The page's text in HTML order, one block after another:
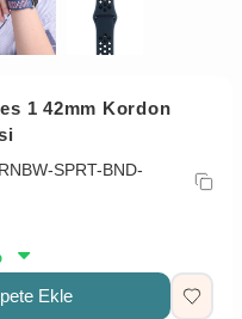
1 42mm Kordon
SPRT-BND-
Ekle